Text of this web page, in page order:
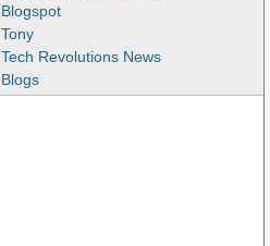
Blogspot
Tony
Tech Revolutions News
Blogs